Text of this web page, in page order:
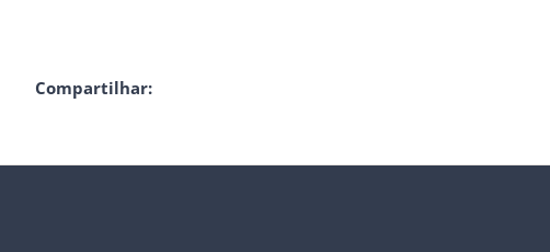
Compartilhar: